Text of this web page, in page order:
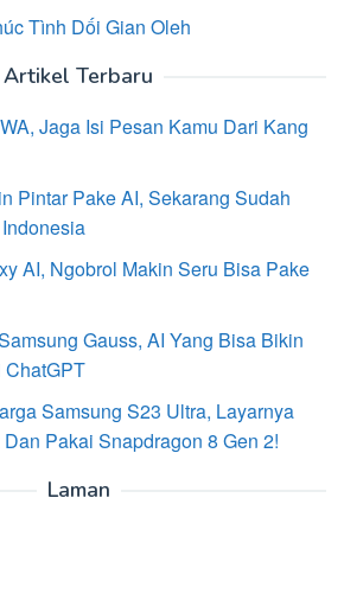
Tình Dối Gian Oleh
Artikel Terbaru
Jaga Isi Pesan Kamu Dari Kang
Pintar Pake AI, Sekarang Sudah
AI, Ngobrol Makin Seru Bisa Pake
Gauss, AI Yang Bisa Bikin
ChatGPT
Samsung S23 Ultra, Layarnya
Pakai Snapdragon 8 Gen 2!
Laman